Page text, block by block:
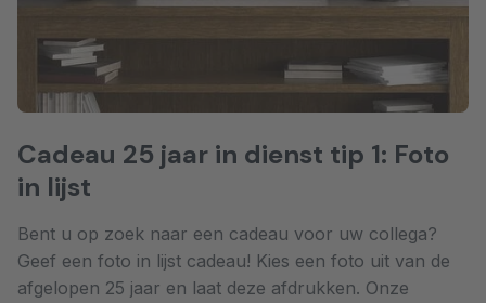
Cadeau 25 jaar in dienst tip 1: Foto
in lijst
Bent u op zoek naar een cadeau voor uw collega?
Geef een foto in lijst cadeau! Kies een foto uit van de
afgelopen 25 jaar en laat deze afdrukken. Onze